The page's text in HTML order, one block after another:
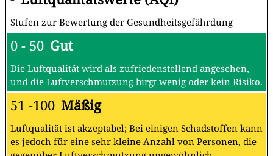
Stufen zur Bewertung der Gesundheitsgefährdung
0 - 50 Gut
Die Luftqualität wird als zufriedenstellend angesehen,
und die Luftverschmutzung birgt wenig oder kein Risiko.
51 -100 Mäßig
Luftqualität ist akzeptabel; Bei einigen Schadstoffen kann
es jedoch für eine sehr kleine Anzahl von Personen, die